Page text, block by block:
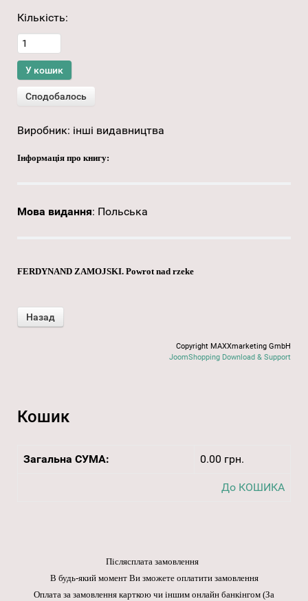
Кількість:
Виробник: інші видавництва
Інформація про книгу:
Мова видання: Польська
FERDYNAND ZAMOJSKI. Powrot nad rzeke
Copyright MAXXmarketing GmbH
JoomShopping Download & Support
Кошик
Загальна СУМА: 0.00 грн.
До КОШИКА
Післясплата замовлення
В будь-який момент Ви зможете оплатити замовлення
Оплата за замовлення карткою чи іншим онлайн банкінгом (За